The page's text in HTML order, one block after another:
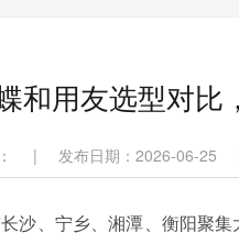
和用友选型对比
| 发布日期：2026-06-25
沙、宁乡、湘潭、衡阳聚